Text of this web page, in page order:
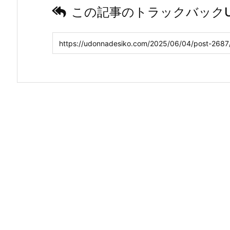
この記事のトラックバック